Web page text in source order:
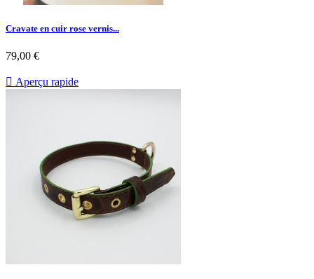
Cravate en cuir rose vernis...
79,00 €
 Aperçu rapide